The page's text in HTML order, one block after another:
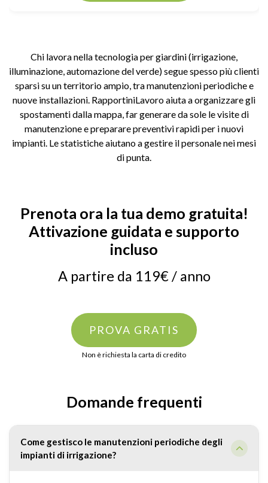
Chi lavora nella tecnologia per giardini (irrigazione,
illuminazione, automazione del verde) segue spesso più clienti
sparsi su un territorio ampio, tra manutenzioni periodiche e
nuove installazioni. RapportiniLavoro aiuta a organizzare gli
spostamenti dalla mappa, far generare da sole le visite di
manutenzione e preparare preventivi rapidi per i nuovi
impianti. Le statistiche aiutano a gestire il personale nei mesi
di punta.
Prenota ora la tua demo gratuita!
Attivazione guidata e supporto
incluso
A partire da 119€ / anno
PROVA GRATIS
Non è richiesta la carta di credito
Domande frequenti
Come gestisco le manutenzioni periodiche degli
impianti di irrigazione?